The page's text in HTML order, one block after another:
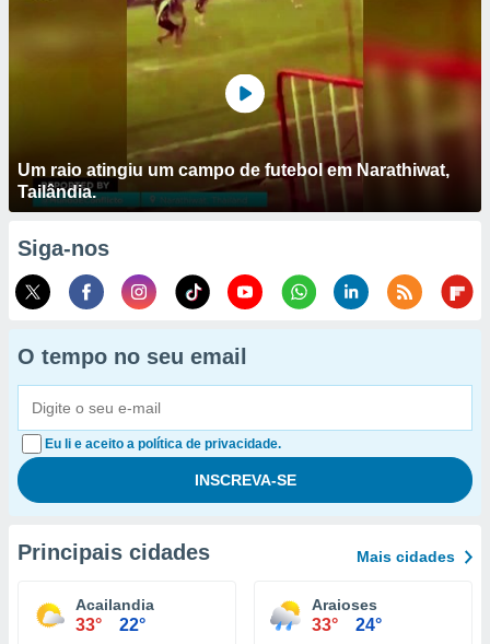
Um raio atingiu um campo de futebol em Narathiwat,
Tailândia.
Siga-nos
O tempo no seu email
Eu li e aceito a política de privacidade.
Principais cidades Mais cidades
Acailandia
33° 22°
Araioses
33° 24°